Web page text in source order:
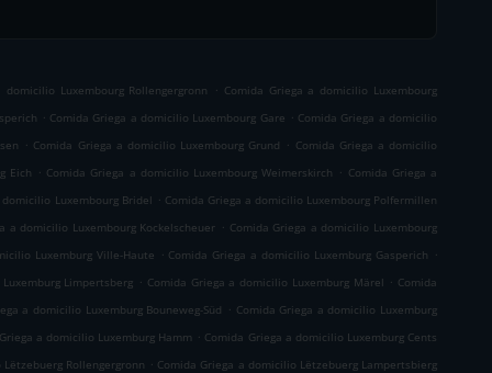
domicilio Luxembourg Rollengergronn . Comida Griega a domicilio Luxembourg
. Comida Griega a domicilio Luxembourg Gare . Comida Griega a domicilio
. Comida Griega a domicilio Luxembourg Grund . Comida Griega a domicilio
Eich . Comida Griega a domicilio Luxembourg Weimerskirch . Comida Griega a
domicilio Luxembourg Bridel . Comida Griega a domicilio Luxembourg Polfermillen
a domicilio Luxembourg Kockelscheuer . Comida Griega a domicilio Luxembourg
Luxemburg Ville-Haute . Comida Griega a domicilio Luxemburg Gasperich .
Limpertsberg . Comida Griega a domicilio Luxemburg Märel . Comida
a domicilio Luxemburg Bouneweg-Süd . Comida Griega a domicilio Luxemburg
a domicilio Luxemburg Hamm . Comida Griega a domicilio Luxemburg Cents
Rollengergronn . Comida Griega a domicilio Lëtzebuerg Lampertsbierg